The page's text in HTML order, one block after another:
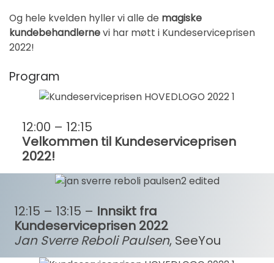
Og hele kvelden hyller vi alle de magiske
kundebehandlernevi har møtt i Kundeserviceprisen
2022!
Program
12:00 – 12:15
Velkommen til Kundeserviceprisen
2022!
12:15 – 13:15 – Innsikt fra
Kundeserviceprisen 2022
Jan Sverre Reboli Paulsen, SeeYou